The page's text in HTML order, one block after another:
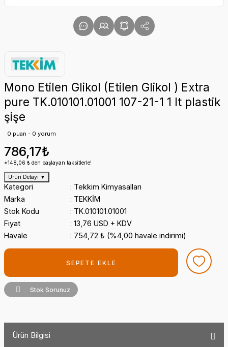
Mono Etilen Glikol (Etilen Glikol ) Extra
pure TK.010101.01001 107-21-1 1 lt plastik
şişe
0 puan - 0 yorum
786,17₺
*148,06 ₺ den başlayan taksitlerle!
Ürün Detayı ▼
Kategori
Tekkim Kimyasalları
Marka
TEKKİM
Stok Kodu
TK.010101.01001
Fiyat
13,76 USD + KDV
Havale
754,72 ₺ (%4,00 havale indirimi)
SEPETE EKLE
Stok Sorunuz
Ürün Bilgisi